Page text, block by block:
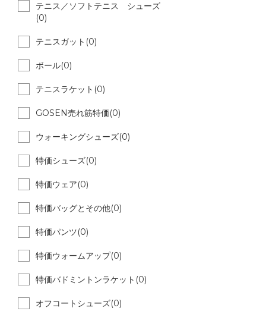
テニス／ソフトテニス シューズ
(0)
テニスガット(0)
ボール(0)
テニスラケット(0)
GOSEN売れ筋特価(0)
ウォーキングシューズ(0)
特価シューズ(0)
特価ウェア(0)
特価バッグとその他(0)
特価パンツ(0)
特価ウォームアップ(0)
特価バドミントンラケット(0)
オフコートシューズ(0)